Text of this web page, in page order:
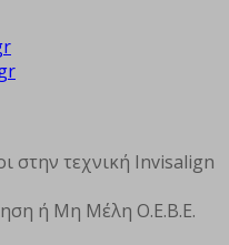
στην τεχνική Invisalign
ή Mη Μέλη Ο.Ε.Β.Ε.